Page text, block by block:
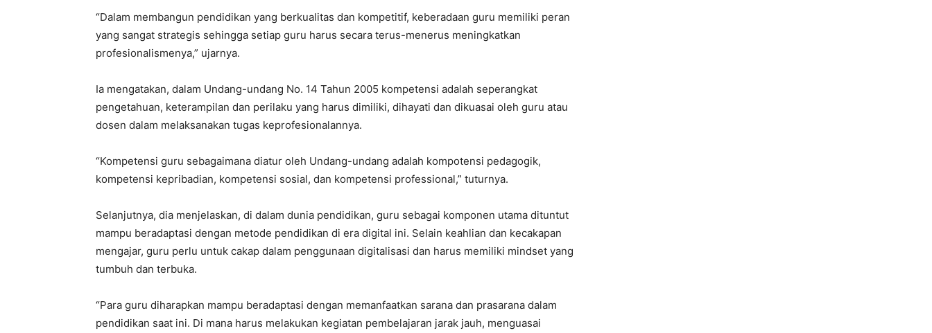
“Dalam membangun pendidikan yang berkualitas dan kompetitif, keberadaan guru memiliki peran
yang sangat strategis sehingga setiap guru harus secara terus-menerus meningkatkan
profesionalismenya,” ujarnya.
Ia mengatakan, dalam Undang-undang No. 14 Tahun 2005 kompetensi adalah seperangkat
pengetahuan, keterampilan dan perilaku yang harus dimiliki, dihayati dan dikuasai oleh guru atau
dosen dalam melaksanakan tugas keprofesionalannya.
“Kompetensi guru sebagaimana diatur oleh Undang-undang adalah kompotensi pedagogik,
kompetensi kepribadian, kompetensi sosial, dan kompetensi professional,” tuturnya.
Selanjutnya, dia menjelaskan, di dalam dunia pendidikan, guru sebagai komponen utama dituntut
mampu beradaptasi dengan metode pendidikan di era digital ini. Selain keahlian dan kecakapan
mengajar, guru perlu untuk cakap dalam penggunaan digitalisasi dan harus memiliki mindset yang
tumbuh dan terbuka.
“Para guru diharapkan mampu beradaptasi dengan memanfaatkan sarana dan prasarana dalam
pendidikan saat ini. Di mana harus melakukan kegiatan pembelajaran jarak jauh, menguasai